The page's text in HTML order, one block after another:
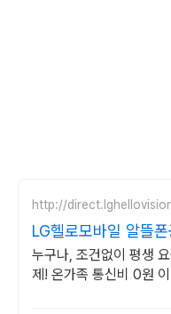
http://
LG헬로모바일 알뜰
심, 이심 즉시개통
누구나, 조건없이 평생
제! 온가족 통신비 0원